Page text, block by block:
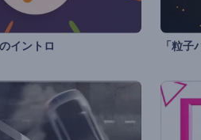
イントロ 「粒